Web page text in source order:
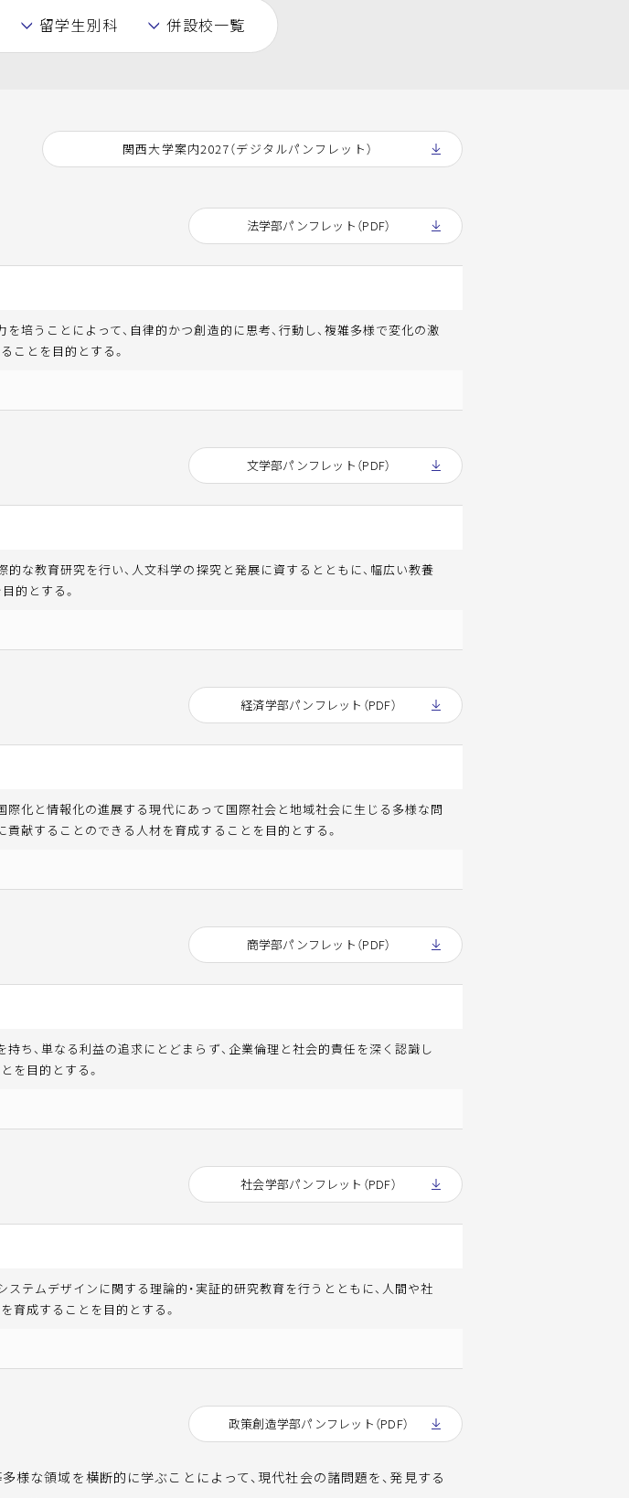
留学生別科 併設校一覧
関西大学案内2027（デジタルパンフレット）
培うことによって、自律的かつ創造的に思考、行動し、複雑多様で変化の激
ことを目的とする。
法学部パンフレット（PDF）
的な教育研究を行い、人文科学の探究と発展に資するとともに、幅広い教養
的とする。
文学部パンフレット（PDF）
際化と情報化の進展する現代にあって国際社会と地域社会に生じる多様な問
献することのできる人材を育成することを目的とする。
経済学部パンフレット（PDF）
ち、単なる利益の追求にとどまらず、企業倫理と社会的責任を深く認識し
を目的とする。
商学部パンフレット（PDF）
ステムデザインに関する理論的・実証的研究教育を行うとともに、人間や社
育成することを目的とする。
社会学部パンフレット（PDF）
様な領域を横断的に学ぶことによって、現代社会の諸問題を、発見する
政策創造学部パンフレット（PDF）